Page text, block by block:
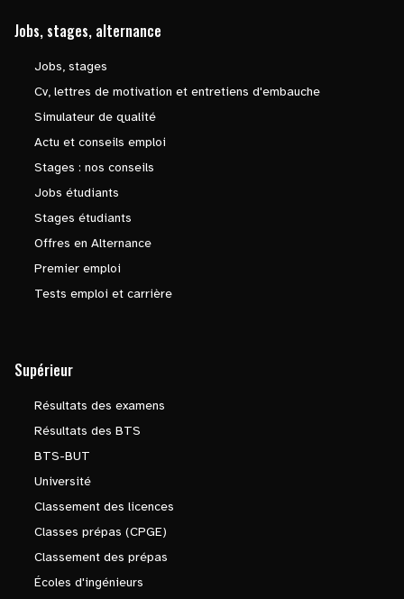
Jobs, stages, alternance
Jobs, stages
Cv, lettres de motivation et entretiens d'embauche
Simulateur de qualité
Actu et conseils emploi
Stages : nos conseils
Jobs étudiants
Stages étudiants
Offres en Alternance
Premier emploi
Tests emploi et carrière
Supérieur
Résultats des examens
Résultats des BTS
BTS-BUT
Université
Classement des licences
Classes prépas (CPGE)
Classement des prépas
Écoles d'ingénieurs